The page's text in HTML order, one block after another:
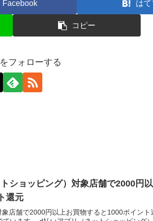
Facebook は
コピー
フォローする
ショッピング）対象店舗で2000円
還元
店舗で2000円以上お買物すると1000ポイント